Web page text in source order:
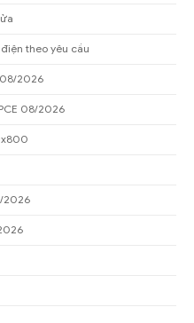
theo yêu cầu
2026
08/2026
2026